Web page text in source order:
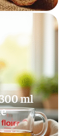
ml